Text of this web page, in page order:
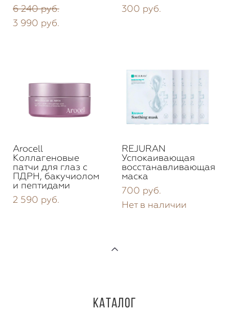
6 240 pуб.
3 990 pуб.
300 pуб.
Arocell
Коллагеновые
патчи для глаз с
ПДРН, бакучиолом
и пептидами
2 590 pуб.
REJURAN
Успокаивающая
восстанавливающая
маска
700 pуб.
Нет в наличии
Каталог